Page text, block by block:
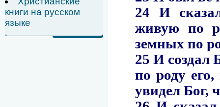
книги на русском
языке